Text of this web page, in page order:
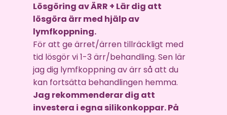
Lösgöring av ÄRR + Lär dig att
lösgöra ärr med hjälp av
lymfkoppning.
För att ge ärret/ärren tillräckligt med
tid lösgör vi 1-3 ärr/behandling. Sen lär
jag dig lymfkoppning av ärr så att du
kan fortsätta behandlingen hemma.
Jag rekommenderar dig att
investera i egna silikonkoppar. På